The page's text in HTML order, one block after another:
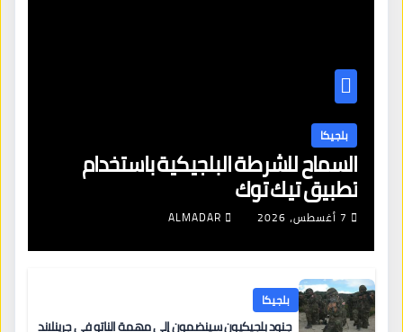
بلجيكا
السماح للشرطة البلجيكية باستخدام
تطبيق تيك توك
7 أغسطس، 2026 ALMADAR
بلجيكا
جنود بلجيكيون سينضمون إلى مهمة الناتو في جرينلاند